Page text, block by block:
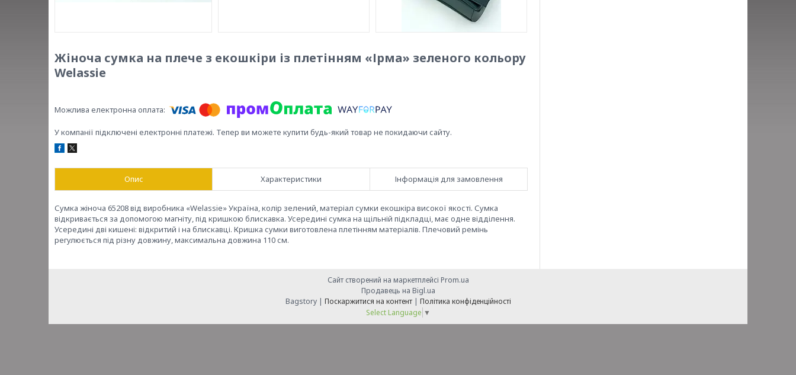
Жіноча сумка на плече з екошкіри із плетінням «Ірма» зеленого кольору
Welassie
У компанії підключені електронні платежі. Тепер ви можете купити будь-який товар не покидаючи сайту.
Опис Характеристики Інформація для замовлення
Сумка жіноча 65208 від виробника «Welassie» Україна, колір зелений, матеріал сумки екошкіра високої якості. Сумка
відкривається за допомогою магніту, під кришкою блискавка. Усередині сумка на щільній підкладці, має одне відділення.
Усередині дві кишені: відкритий і на блискавці. Кришка сумки виготовлена плетінням матеріалів. Плечовий ремінь
регулюється під різну довжину, максимальна довжина 110 см.
Сайт створений на маркетплейсі Prom.ua
Продавець на Bigl.ua
Bagstory | Поскаржитися на контент | Політика конфіденційності
Select Language ▼